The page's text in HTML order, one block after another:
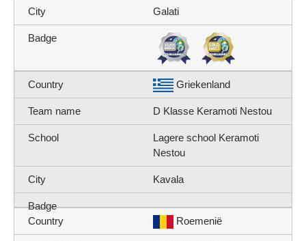
Galati
Griekenland
D Klasse Keramoti Nestou
Lagere school Keramoti
Nestou
Kavala
Roemenië